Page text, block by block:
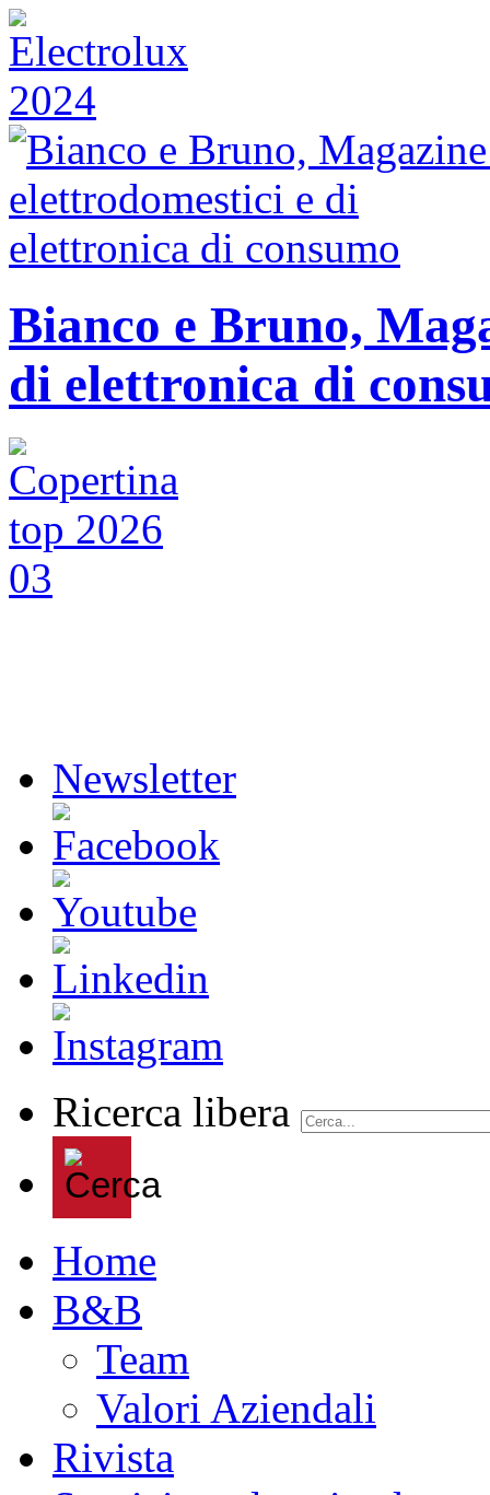
Bianco e Bruno,
di elettronica di
Newsletter
Ricerca libera
Home
B&B
Team
Valori Aziendali
Rivista